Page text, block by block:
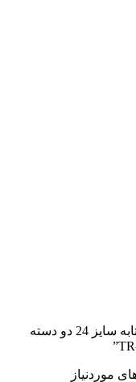
اولین کسی باشید که دیدگاهی می نویسد “تابه سایز 24 دو دسته
موردنیاز